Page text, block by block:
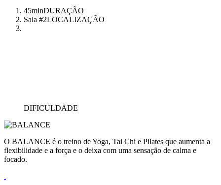
45minDURAÇÃO
Sala #2LOCALIZAÇÃO
DIFICULDADE
O BALANCE é o treino de Yoga, Tai Chi e Pilates que aumenta a
flexibilidade e a força e o deixa com uma sensação de calma e
focado.